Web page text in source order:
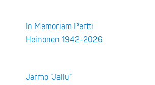
In Memoriam Pertti
Heinonen 1942-2026
Jarmo ”Jallu”